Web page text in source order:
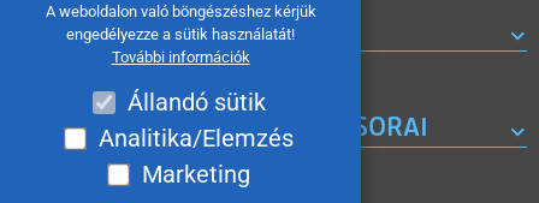
A weboldalon való böngészéshez kérjük
engedélyezze a sütik használatát!
További információk
Állandó sütik
Analitika/Elemzés
Marketing
ROVATOK
A MISKOLC TV KORÁBBI MŰSORAI